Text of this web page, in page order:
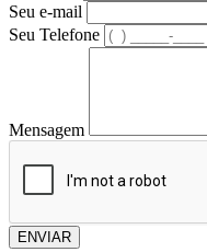
Seu e-mail
Seu Telefone
Mensagem
ENVIAR